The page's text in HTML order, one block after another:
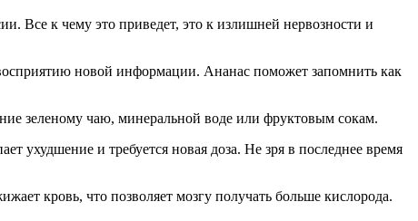
Все к чему это приведет, это к излишней нервозности и
новой информации. Ананас поможет запомнить как
зеленому чаю, минеральной воде или фруктовым сокам.
ухудшение и требуется новая доза. Не зря в последнее время
кровь, что позволяет мозгу получать больше кислорода.